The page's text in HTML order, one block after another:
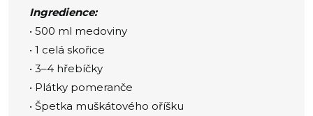
Ingredience:
• 500 ml medoviny
• 1 celá skořice
• 3–4 hřebíčky
• Plátky pomeranče
• Špetka muškátového oříšku